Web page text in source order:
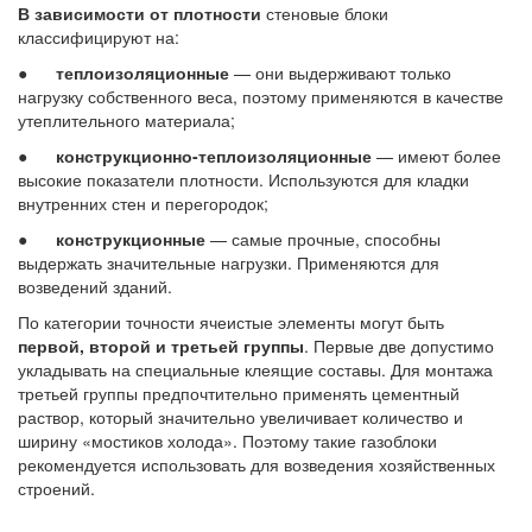
В зависимости от плотности стеновые блоки
классифицируют на:
● теплоизоляционные — они выдерживают только
нагрузку собственного веса, поэтому применяются в качестве
утеплительного материала;
● конструкционно-теплоизоляционные — имеют более
высокие показатели плотности. Используются для кладки
внутренних стен и перегородок;
● конструкционные — самые прочные, способны
выдержать значительные нагрузки. Применяются для
возведений зданий.
По категории точности ячеистые элементы могут быть
первой, второй и третьей группы. Первые две допустимо
укладывать на специальные клеящие составы. Для монтажа
третьей группы предпочтительно применять цементный
раствор, который значительно увеличивает количество и
ширину «мостиков холода». Поэтому такие газоблоки
рекомендуется использовать для возведения хозяйственных
строений.